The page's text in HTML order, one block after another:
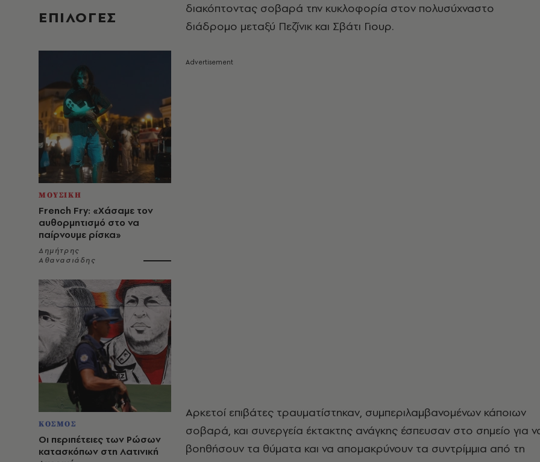
EΠΙΛΟΓΈΣ
ΜΟΥΣΙΚΗ
French Fry: «Χάσαμε τον
αυθορμητισμό στο να
παίρνουμε ρίσκα»
Δημήτρης
Αθανασιάδης
ΚΟΣΜΟΣ
Οι περιπέτειες των Ρώσων
κατασκόπων στη Λατινική
διακόπτοντας σοβαρά την κυκλοφορία στον πολυσύχναστο
διάδρομο μεταξύ Πεζίνικ και Σβάτι Γιουρ.
Αρκετοί επιβάτες τραυματίστηκαν, συμπεριλαμβανομένων κάποιων
σοβαρά, και συνεργεία έκτακτης ανάγκης έσπευσαν στο σημείο για
βοηθήσουν τα θύματα και να απομακρύνουν τα συντρίμμια από τη